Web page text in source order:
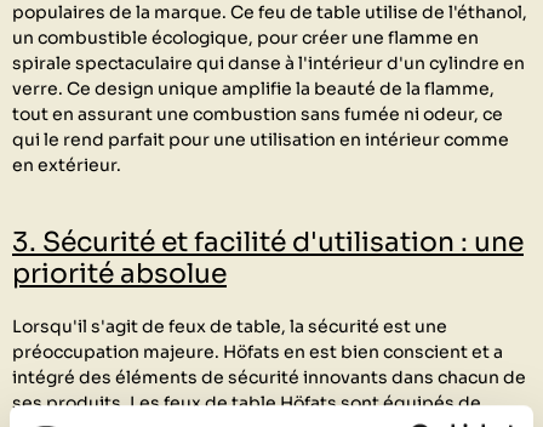
populaires de la marque. Ce feu de table utilise de l'éthanol,
un combustible écologique, pour créer une flamme en
spirale spectaculaire qui danse à l'intérieur d'un cylindre en
verre. Ce design unique amplifie la beauté de la flamme,
tout en assurant une combustion sans fumée ni odeur, ce
qui le rend parfait pour une utilisation en intérieur comme
en extérieur.
3. Sécurité et facilité d'utilisation : une
priorité absolue
Lorsqu'il s'agit de feux de table, la sécurité est une
préoccupation majeure. Höfats en est bien conscient et a
intégré des éléments de sécurité innovants dans chacun de
ses produits. Les feux de table Höfats sont équipés de